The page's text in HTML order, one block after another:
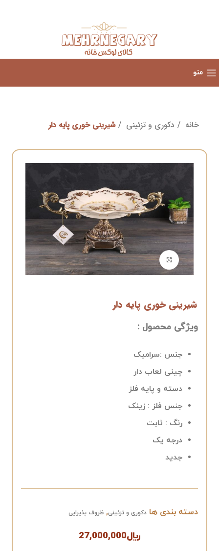
منو
خانه دکوری و تزئینی شیرینی خوری پایه دار
برای بزرگنمایی کلیک کنید
شیرینی خوری پایه دار
ویژگی محصول :
جنس :سرامیک
چینی لعاب دار
دسته و پایه فلز
جنس فلز : زینک
رنگ : ثابت
درجه یک
جدید
دسته بندی ها دکوری و تزئینی, ظروف پذیرایی
﷼27,000,000